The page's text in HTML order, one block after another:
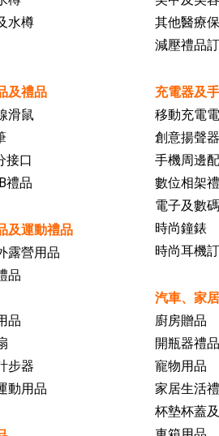
水樽
及禮品
滑鼠
接口
禮品
及運動禮品
露營用品
品
品
步器
動用品
其他醫療
減壓禮品
充電器及
移動充電
創意揚聲器
手機周邊
數位相架
電子及數
時尚鐘錶
時尚耳機
汽車、家
廚房贈品
開瓶器禮品
寵物用品
家居生活
杯墊杯蓋